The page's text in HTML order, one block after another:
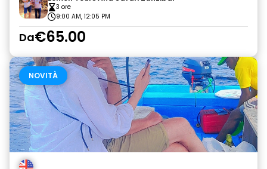
3 ore
9:00 AM, 12:05 PM
Da€65.00
NOVITÀ